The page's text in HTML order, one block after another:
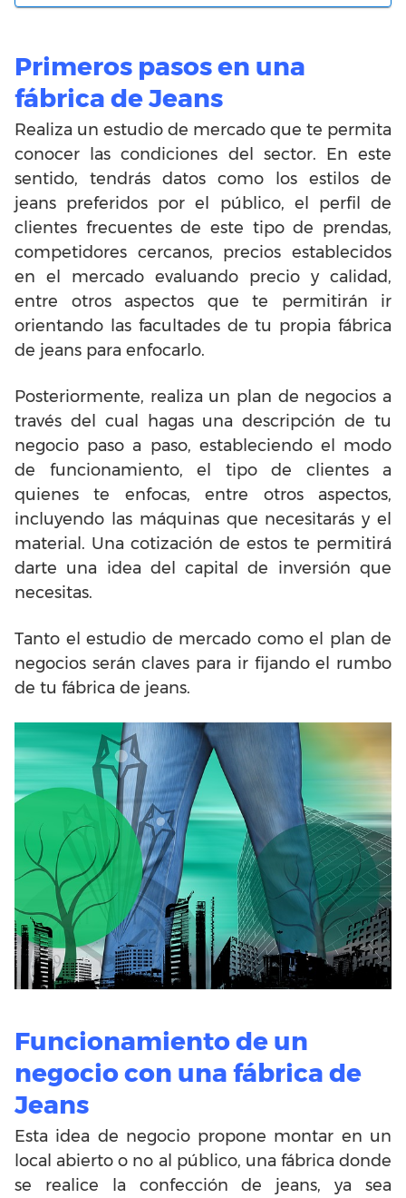
Primeros pasos en una
fábrica de Jeans
Realiza un estudio de mercado que te permita
conocer las condiciones del sector. En este
sentido, tendrás datos como los estilos de
jeans preferidos por el público, el perfil de
clientes frecuentes de este tipo de prendas,
competidores cercanos, precios establecidos
en el mercado evaluando precio y calidad,
entre otros aspectos que te permitirán ir
orientando las facultades de tu propia fábrica
de jeans para enfocarlo.
Posteriormente, realiza un plan de negocios a
través del cual hagas una descripción de tu
negocio paso a paso, estableciendo el modo
de funcionamiento, el tipo de clientes a
quienes te enfocas, entre otros aspectos,
incluyendo las máquinas que necesitarás y el
material. Una cotización de estos te permitirá
darte una idea del capital de inversión que
necesitas.
Tanto el estudio de mercado como el plan de
negocios serán claves para ir fijando el rumbo
de tu fábrica de jeans.
Funcionamiento de un
negocio con una fábrica de
Jeans
Esta idea de negocio propone montar en un
local abierto o no al público, una fábrica donde
se realice la confección de jeans, ya sea